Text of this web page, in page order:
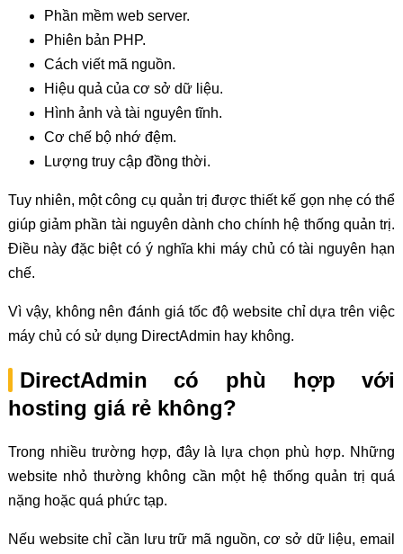
Phần mềm web server.
Phiên bản PHP.
Cách viết mã nguồn.
Hiệu quả của cơ sở dữ liệu.
Hình ảnh và tài nguyên tĩnh.
Cơ chế bộ nhớ đệm.
Lượng truy cập đồng thời.
Tuy nhiên, một công cụ quản trị được thiết kế gọn nhẹ có thể
giúp giảm phần tài nguyên dành cho chính hệ thống quản trị.
Điều này đặc biệt có ý nghĩa khi máy chủ có tài nguyên hạn
chế.
Vì vậy, không nên đánh giá tốc độ website chỉ dựa trên việc
máy chủ có sử dụng DirectAdmin hay không.
DirectAdmin có phù hợp với
hosting giá rẻ không?
Trong nhiều trường hợp, đây là lựa chọn phù hợp. Những
website nhỏ thường không cần một hệ thống quản trị quá
nặng hoặc quá phức tạp.
Nếu website chỉ cần lưu trữ mã nguồn, cơ sở dữ liệu, email